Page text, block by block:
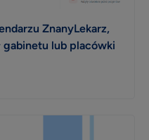
ZnanyLekarz,
lub placówki